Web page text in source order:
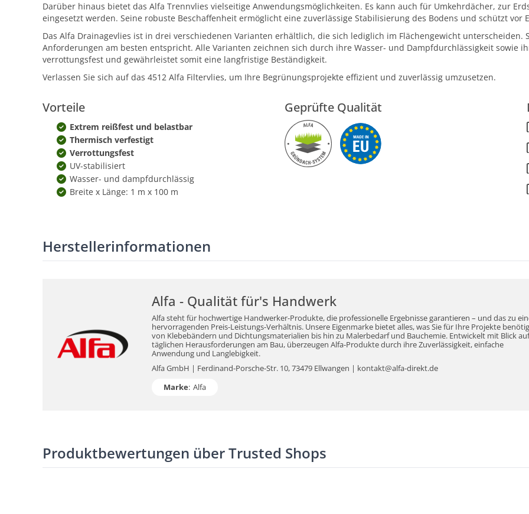
Darüber hinaus bietet das Alfa Trennvlies vielseitige Anwendungsmöglichkeiten. Es kann auch für Umkehrdächer, zur
eingesetzt werden. Seine robuste Beschaffenheit ermöglicht eine zuverlässige Stabilisierung des Bodens und schützt vor
Das Alfa Drainagevlies ist in drei verschiedenen Varianten erhältlich, die sich lediglich im Flächengewicht
Anforderungen am besten entspricht. Alle Varianten zeichnen sich durch ihre Wasser- und Dampfdurchlässigkeit sowie
verrottungsfest und gewährleistet somit eine langfristige Beständigkeit.
Verlassen Sie sich auf das 4512 Alfa Filtervlies, um Ihre Begrünungsprojekte effizient und zuverlässig umzusetzen.
Vorteile
Extrem reißfest und belastbar
Thermisch verfestigt
Verrottungsfest
UV-stabilisiert
Wasser- und dampfdurchlässig
Breite x Länge: 1 m x 100 m
Geprüfte Qualität
Herstellerinformationen
Alfa - Qualität für's Handwerk
Alfa steht für hochwertige Handwerker-Produkte, die professionelle Ergebnisse garantieren – und das zu
hervorragenden Preis-Leistungs-Verhältnis. Unsere Eigenmarke bietet alles, was Sie für Ihre Projekte
von Klebebändern und Dichtungsmaterialien bis hin zu Malerbedarf und Bauchemie. Entwickelt mit Blick
täglichen Herausforderungen am Bau, überzeugen Alfa-Produkte durch ihre Zuverlässigkeit, einfache
Anwendung und Langlebigkeit.
Alfa GmbH | Ferdinand-Porsche-Str. 10, 73479 Ellwangen | kontakt@alfa-direkt.de
Marke: Alfa
Produktbewertungen über Trusted Shops